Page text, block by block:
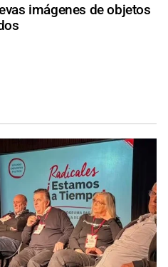
imágenes de objetos